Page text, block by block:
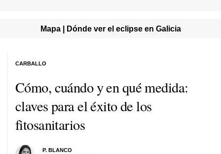
Mapa | Dónde ver el eclipse en Galicia
Cómo, cuándo y en qué medida:
claves para el éxito de los
fitosanitarios
P. BLANCO
CARBALLO